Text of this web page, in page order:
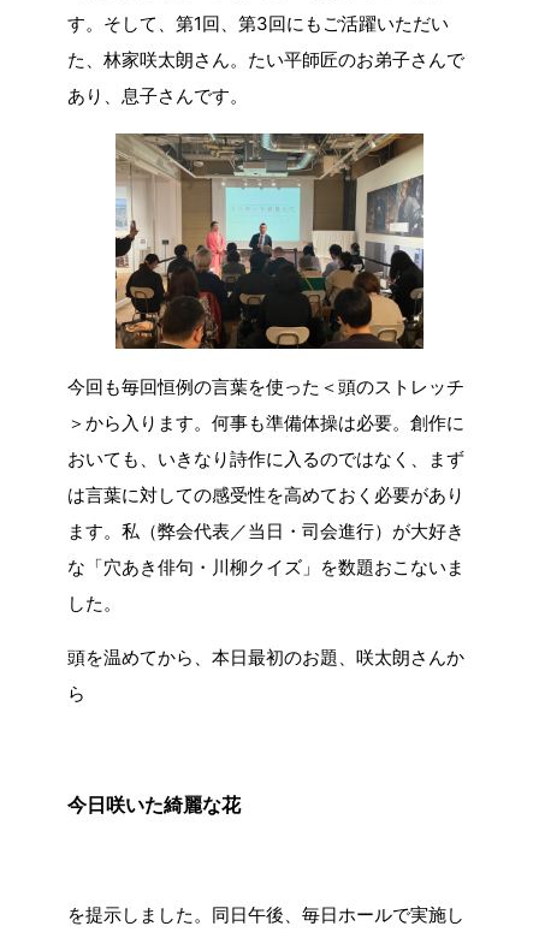
す。そして、第1回、第3回にもご活躍いただい
た、林家咲太朗さん。たい平師匠のお弟子さんで
あり、息子さんです。
今回も毎回恒例の言葉を使った＜頭のストレッチ
＞から入ります。何事も準備体操は必要。創作に
おいても、いきなり詩作に入るのではなく、まず
は言葉に対しての感受性を高めておく必要があり
ます。私（弊会代表／当日・司会進行）が大好き
な「穴あき俳句・川柳クイズ」を数題おこないま
した。
頭を温めてから、本日最初のお題、咲太朗さんか
ら
今日咲いた綺麗な花
を提示しました。同日午後、毎日ホールで実施し